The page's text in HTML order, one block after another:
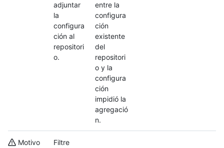
adjuntar
la
configura
ción al
repositori
o.
entre la
configura
ción
existente
del
repositori
o y la
configura
ción
impidió la
agregació
n.
Motivo
Filtre